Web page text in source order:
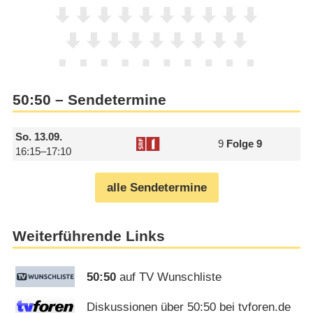
50:50 – Sendetermine
So.13.09.
16:15–17:10
9 Folge 9
alle Sendetermine
Weiterführende Links
50:50 auf TV Wunschliste
Diskussionen über 50:50 bei tvforen.de